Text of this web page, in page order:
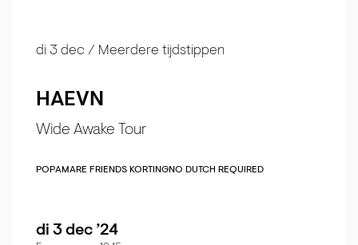
HAEVN
Wide Awake Tour
di 3 dec / Meerdere tijdstippen
POPAMARE FRIENDS KORTINGNO DUTCH REQUIRED
di 3 dec ’24